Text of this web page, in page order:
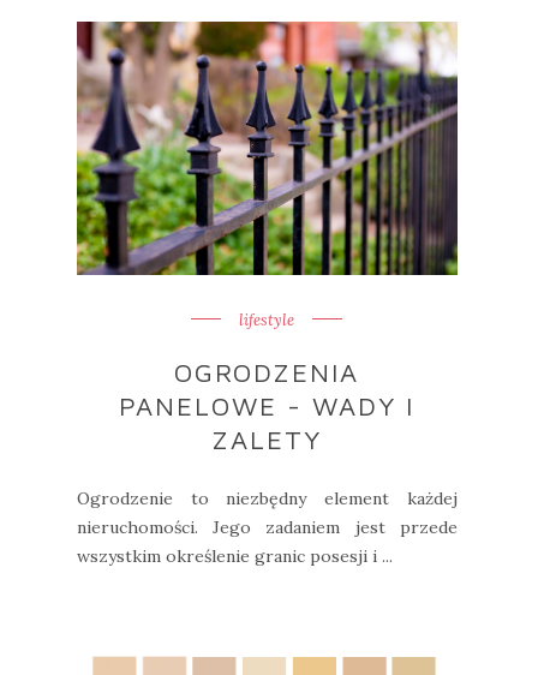
lifestyle
OGRODZENIA
PANELOWE - WADY I
ZALETY
Ogrodzenie to niezbędny element każdej
nieruchomości. Jego zadaniem jest przede
wszystkim określenie granic posesji i ...